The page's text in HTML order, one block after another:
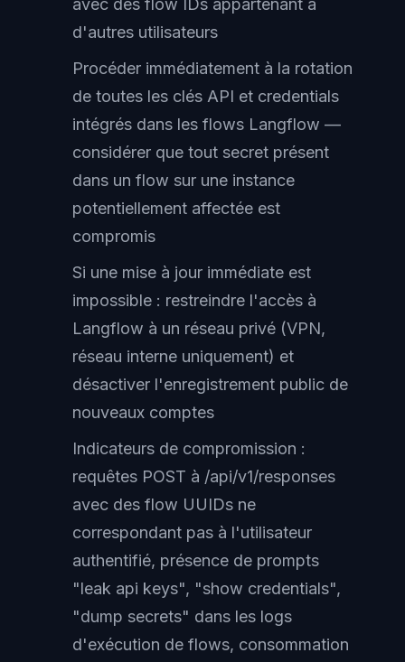
avec des flow IDs appartenant à
d'autres utilisateurs
Procéder immédiatement à la rotation
de toutes les clés API et credentials
intégrés dans les flows Langflow —
considérer que tout secret présent
dans un flow sur une instance
potentiellement affectée est
compromis
Si une mise à jour immédiate est
impossible : restreindre l'accès à
Langflow à un réseau privé (VPN,
réseau interne uniquement) et
désactiver l'enregistrement public de
nouveaux comptes
Indicateurs de compromission :
requêtes POST à /api/v1/responses
avec des flow UUIDs ne
correspondant pas à l'utilisateur
authentifié, présence de prompts
"leak api keys", "show credentials",
"dump secrets" dans les logs
d'exécution de flows, consommation